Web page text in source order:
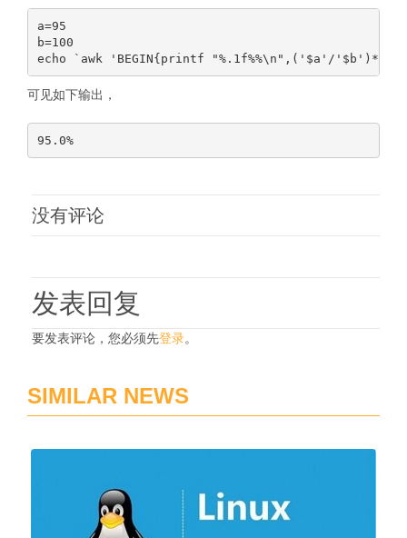
a=95
b=100
可见如下输出，
95.0%
没有评论
发表回复
要发表评论，您必须先登录。
SIMILAR NEWS